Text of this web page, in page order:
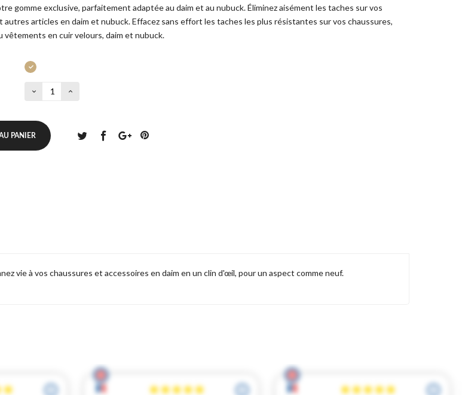
gomme exclusive, parfaitement adaptée au daim et au nubuck. Éliminez aisément les taches sur vos
autres articles en daim et nubuck. Effacez sans effort les taches les plus résistantes sur vos chaussures,
vêtements en cuir velours, daim et nubuck.
PANIER
vie à vos chaussures et accessoires en daim en un clin d'œil, pour un aspect comme neuf.